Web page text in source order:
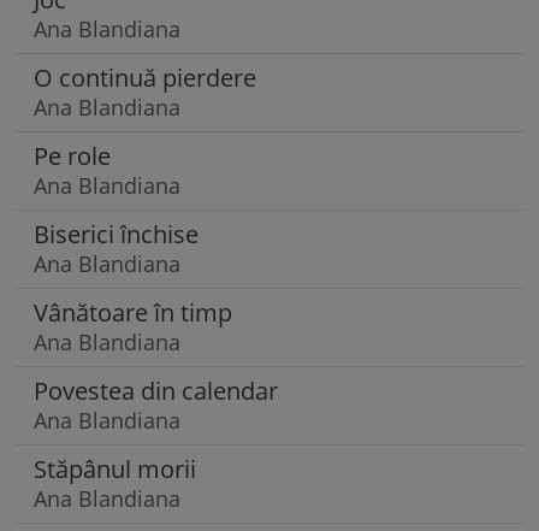
Ana Blandiana
O continuă pierdere
Ana Blandiana
Pe role
Ana Blandiana
Biserici închise
Ana Blandiana
Vânătoare în timp
Ana Blandiana
Povestea din calendar
Ana Blandiana
Stăpânul morii
Ana Blandiana